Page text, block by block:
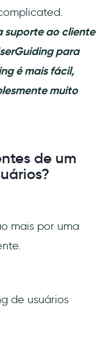
suporte ao cliente
para
é mais fácil,
muito
de um
mais por uma
de usuários